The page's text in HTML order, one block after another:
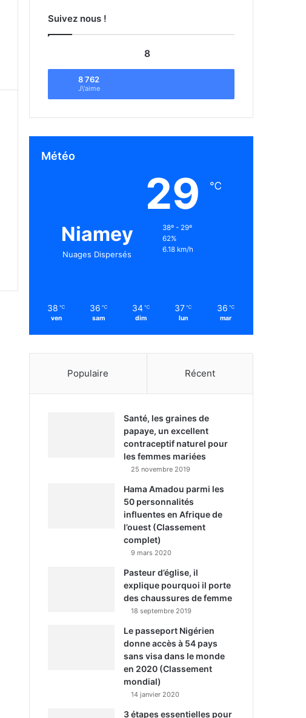
Suivez nous !
8
8 762
J\'aime
Météo
Niamey
Nuages Dispersés
29 ℃
38º - 29º
62%
6.18 km/h
38 ℃
ven
36 ℃
sam
34 ℃
dim
37 ℃
lun
36 ℃
mar
Populaire Récent
Santé, les graines de
papaye, un excellent
contraceptif naturel pour
les femmes mariées
25 novembre 2019
Hama Amadou parmi les
50 personnalités
influentes en Afrique de
l’ouest (Classement
complet)
9 mars 2020
Pasteur d’église, il
explique pourquoi il porte
des chaussures de femme
18 septembre 2019
Le passeport Nigérien
donne accès à 54 pays
sans visa dans le monde
en 2020 (Classement
mondial)
14 janvier 2020
3 étapes essentielles pour